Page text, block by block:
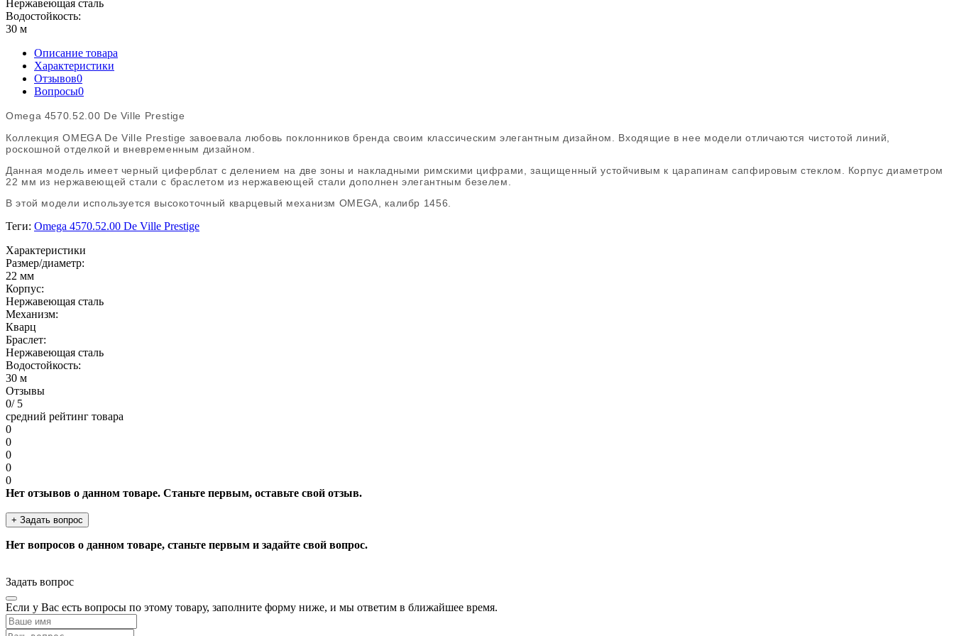
Нержавеющая сталь
Водостойкость:
30 м
Описание товара
Характеристики
Отзывов0
Вопросы0
Omega 4570.52.00 De Ville Prestige
Коллекция OMEGA De Ville Prestige завоевала любовь поклонников бренда своим классическим элегантным дизайном. Входящие в нее модели отличаются чистотой линий,
роскошной отделкой и вневременным дизайном.
Данная модель имеет черный циферблат с делением на две зоны и накладными римскими цифрами, защищенный устойчивым к царапинам сапфировым стеклом. Корпус диаметром
22 мм из нержавеющей стали с браслетом из нержавеющей стали дополнен элегантным безелем.
В этой модели используется высокоточный кварцевый механизм OMEGA, калибр 1456.
Теги: Omega 4570.52.00 De Ville Prestige
Характеристики
Размер/диаметр:
22 мм
Корпус:
Нержавеющая сталь
Механизм:
Кварц
Браслет:
Нержавеющая сталь
Водостойкость:
30 м
Отзывы
0/ 5
средний рейтинг товара
0
0
0
0
0
Нет отзывов о данном товаре. Станьте первым, оставьте свой отзыв.
+ Задать вопрос
Нет вопросов о данном товаре, станьте первым и задайте свой вопрос.
Задать вопрос
Если у Вас есть вопросы по этому товару, заполните форму ниже, и мы ответим в ближайшее время.